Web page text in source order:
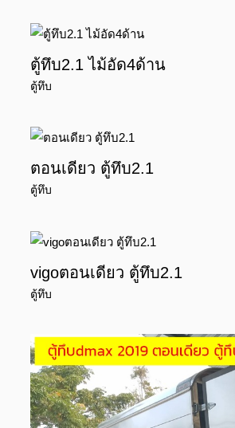
ตู้ทึบ2.1 ไม้อัด4ด้าน
ตู้ทึบ
ตอนเดียว ตู้ทึบ2.1
ตู้ทึบ
vigoตอนเดียว ตู้ทึบ2.1
ตู้ทึบ